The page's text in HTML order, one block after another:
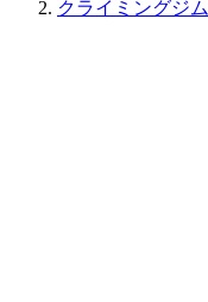
クライミングジム